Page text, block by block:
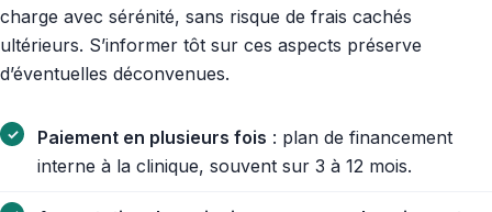
charge avec sérénité, sans risque de frais cachés
ultérieurs. S’informer tôt sur ces aspects préserve
d’éventuelles déconvenues.
Paiement en plusieurs fois : plan de financement
interne à la clinique, souvent sur 3 à 12 mois.